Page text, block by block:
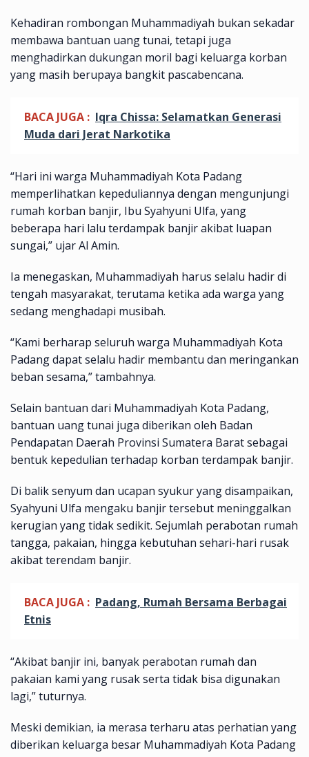
Kehadiran rombongan Muhammadiyah bukan sekadar
membawa bantuan uang tunai, tetapi juga
menghadirkan dukungan moril bagi keluarga korban
yang masih berupaya bangkit pascabencana.
BACA JUGA : Iqra Chissa: Selamatkan Generasi
Muda dari Jerat Narkotika
“Hari ini warga Muhammadiyah Kota Padang
memperlihatkan kepeduliannya dengan mengunjungi
rumah korban banjir, Ibu Syahyuni Ulfa, yang
beberapa hari lalu terdampak banjir akibat luapan
sungai,” ujar Al Amin.
Ia menegaskan, Muhammadiyah harus selalu hadir di
tengah masyarakat, terutama ketika ada warga yang
sedang menghadapi musibah.
“Kami berharap seluruh warga Muhammadiyah Kota
Padang dapat selalu hadir membantu dan meringankan
beban sesama,” tambahnya.
Selain bantuan dari Muhammadiyah Kota Padang,
bantuan uang tunai juga diberikan oleh Badan
Pendapatan Daerah Provinsi Sumatera Barat sebagai
bentuk kepedulian terhadap korban terdampak banjir.
Di balik senyum dan ucapan syukur yang disampaikan,
Syahyuni Ulfa mengaku banjir tersebut meninggalkan
kerugian yang tidak sedikit. Sejumlah perabotan rumah
tangga, pakaian, hingga kebutuhan sehari-hari rusak
akibat terendam banjir.
BACA JUGA : Padang, Rumah Bersama Berbagai
Etnis
“Akibat banjir ini, banyak perabotan rumah dan
pakaian kami yang rusak serta tidak bisa digunakan
lagi,” tuturnya.
Meski demikian, ia merasa terharu atas perhatian yang
diberikan keluarga besar Muhammadiyah Kota Padang